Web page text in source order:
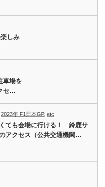
しみ
車場を
セ…
2023年 F1日本GP,etc
ても会場に行ける！ 鈴鹿サ
アクセス（公共交通機関…